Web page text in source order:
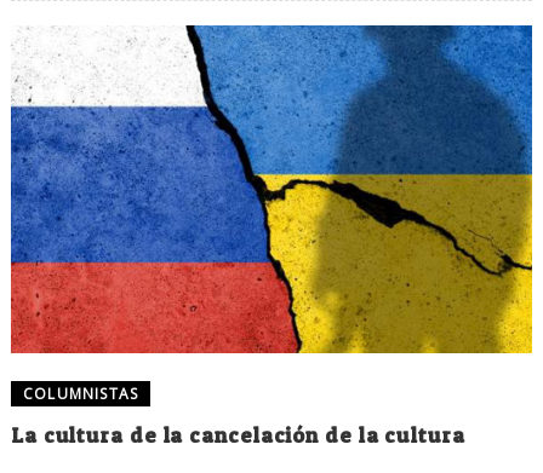
COLUMNISTAS
La cultura de la cancelación de la cultura